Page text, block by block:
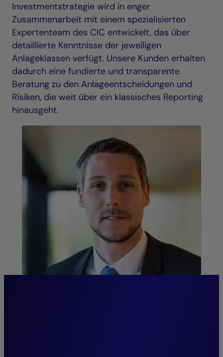
Investmentstrategie wird in enger
Zusammenarbeit mit einem spezialisierten
Expertenteam des CIC entwickelt, das über
detaillierte Kenntnisse der jeweiligen
Anlageklassen verfügt. Unsere Kunden erhalten
dadurch eine fundierte und transparente
Beratung zu den Anlageentscheidungen und
Risiken, die weit über ein klassisches Reporting
hinausgeht.